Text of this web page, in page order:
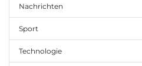
Nachrichten
Sport
Technologie